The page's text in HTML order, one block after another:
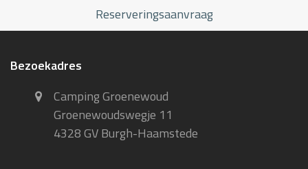
Reserveringsaanvraag
Bezoekadres
Camping Groenewoud
Groenewoudswegje 11
4328 GV Burgh-Haamstede